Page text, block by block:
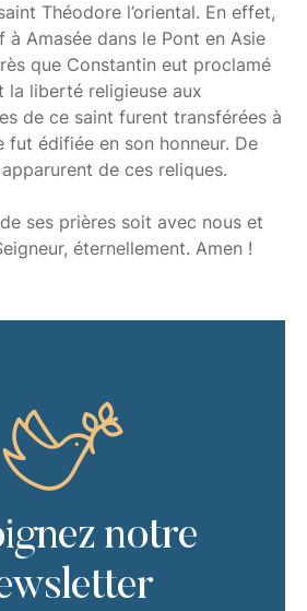
Théodore l’oriental. En effet,
Amasée dans le Pont en Asie
que Constantin eut proclamé
la liberté religieuse aux
de ce saint furent transférées à
fut édifiée en son honneur. De
de ces reliques.
ses prières soit avec nous et
éternellement. Amen !
notre